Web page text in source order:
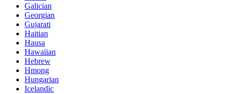
Galician
Georgian
Gujarati
Haitian
Hausa
Hawaiian
Hebrew
Hmong
Hungarian
Icelandic